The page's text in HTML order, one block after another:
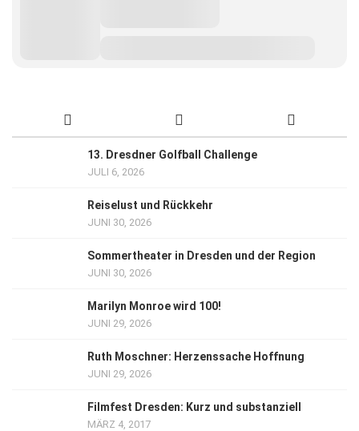
13. Dresdner Golfball Challenge
JULI 6, 2026
Reiselust und Rückkehr
JUNI 30, 2026
Sommertheater in Dresden und der Region
JUNI 30, 2026
Marilyn Monroe wird 100!
JUNI 29, 2026
Ruth Moschner: Herzenssache Hoffnung
JUNI 29, 2026
Filmfest Dresden: Kurz und substanziell
MÄRZ 4, 2017